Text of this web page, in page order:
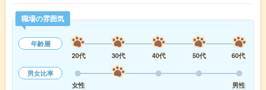
職場の雰囲気
年齢層
20代
30代 40代 50代
60代
男女比率
女性
男性